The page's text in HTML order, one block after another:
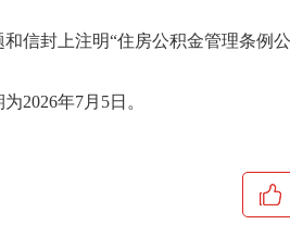
信封上注明“住房公积金管理条例公
2026年7月5日。